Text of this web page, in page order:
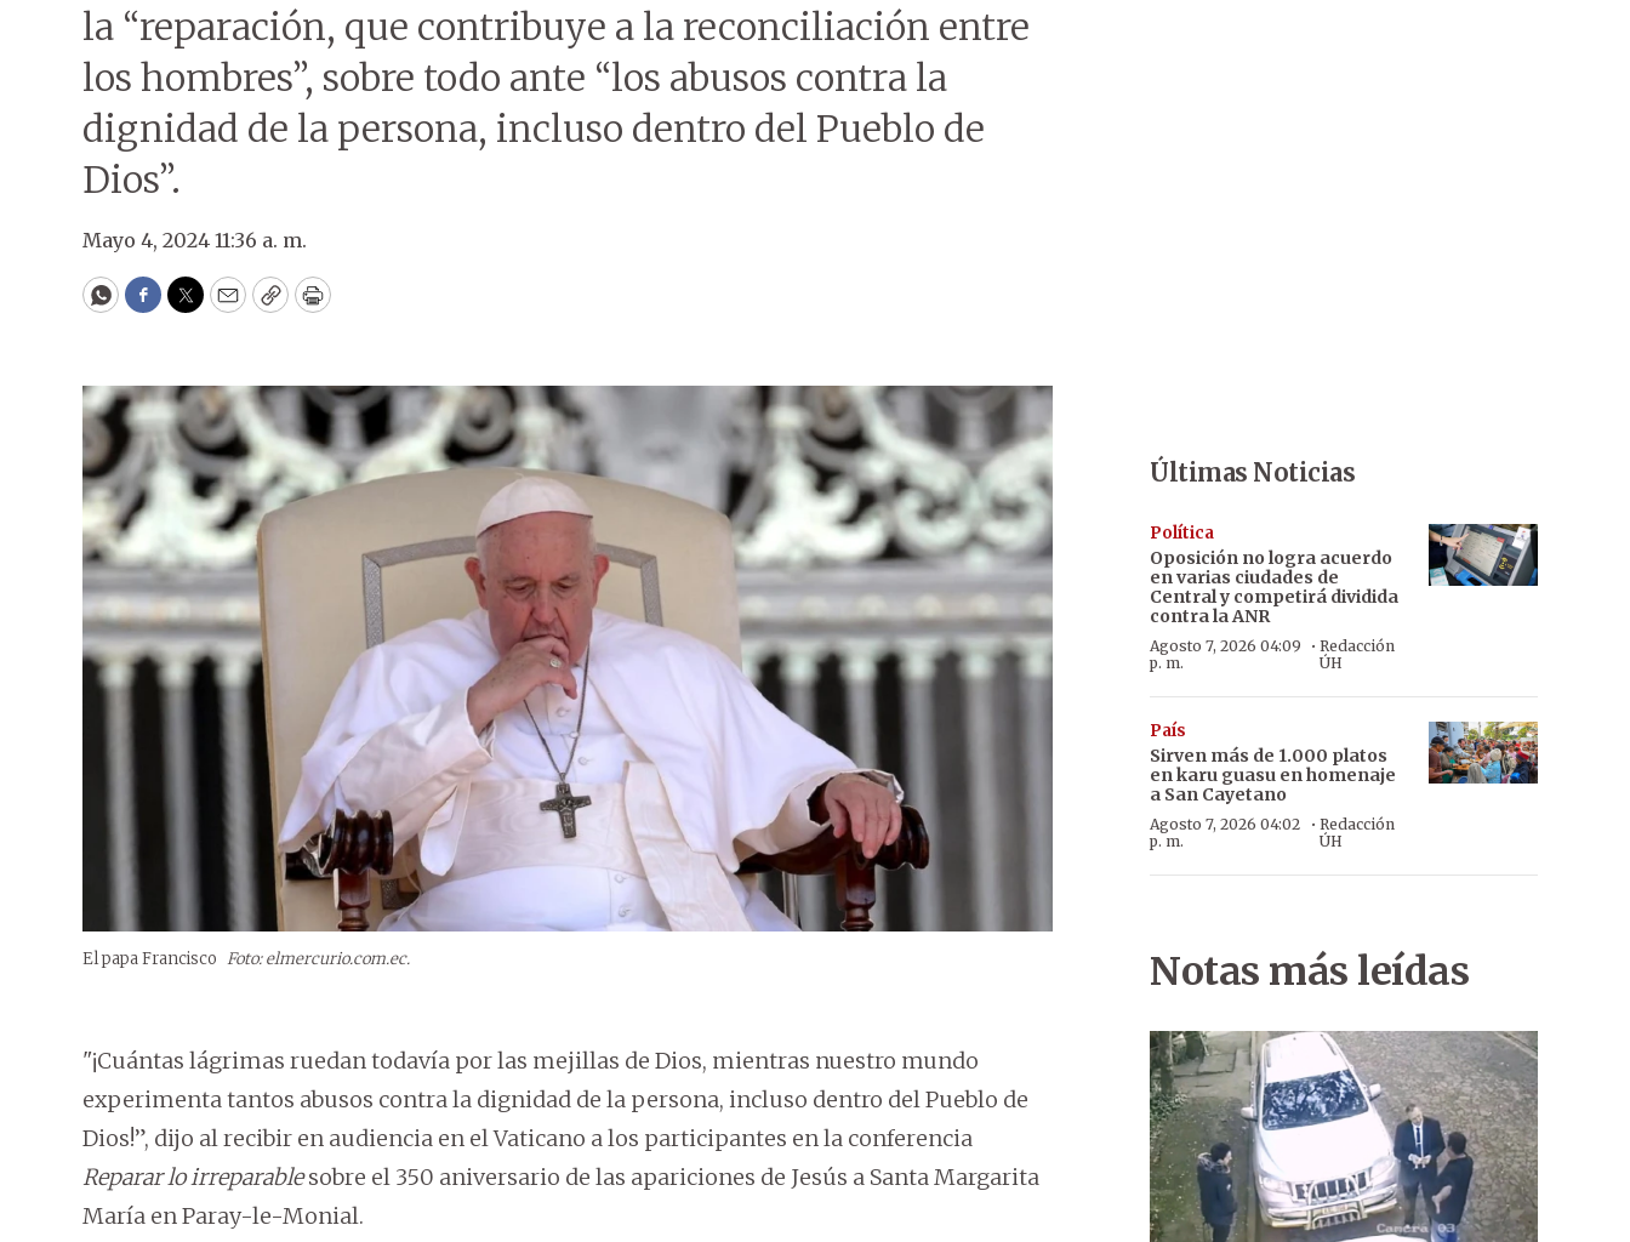
la “reparación, que contribuye a la reconciliación entre
los hombres”, sobre todo ante “los abusos contra la
dignidad de la persona, incluso dentro del Pueblo de
Dios”.
Mayo 4, 2024 11:36 a. m.
WhatsApp
Facebook
Twitter
EmailCopyPrint
El papa Francisco Foto: elmercurio.com.ec.
"¡Cuántas lágrimas ruedan todavía por las mejillas de Dios, mientras nuestro mundo
experimenta tantos abusos contra la dignidad de la persona, incluso dentro del Pueblo de
Dios!”, dijo al recibir en audiencia en el Vaticano a los participantes en la conferencia
Reparar lo irreparablesobre el 350 aniversario de las apariciones de Jesús a Santa Margarita
María en Paray-le-Monial.
Últimas Noticias
Política
Oposición no logra acuerdo
en varias ciudades de
Central y competirá dividida
contra la ANR
Agosto 7, 2026 04:09
p. m.
· Redacción
ÚH
País
Sirven más de 1.000 platos
en karu guasu en homenaje
a San Cayetano
Agosto 7, 2026 04:02
p. m.
· Redacción
ÚH
Notas más leídas